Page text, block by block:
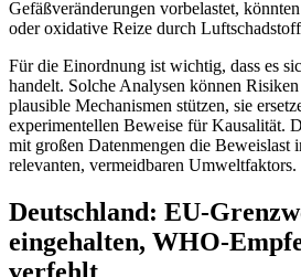
Gefäßveränderungen vorbelastet,
oder oxidative Reize durch
Für die Einordnung ist wichtig, dass es
handelt. Solche Analysen können
plausible Mechanismen stützen, sie
experimentellen Beweise für Kausalität.
mit großen Datenmengen die Beweislast
relevanten, vermeidbaren Umweltfaktors.
Deutschland: EU-
eingehalten, WHO-